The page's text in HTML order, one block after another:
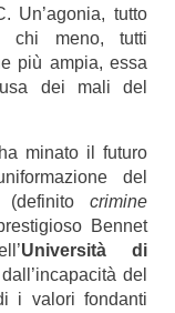
Un’agonia, tutto
chi meno, tutti
più ampia, essa
dei mali del
minato il futuro
del
crimine
Bennet
Università di
del
i valori fondanti